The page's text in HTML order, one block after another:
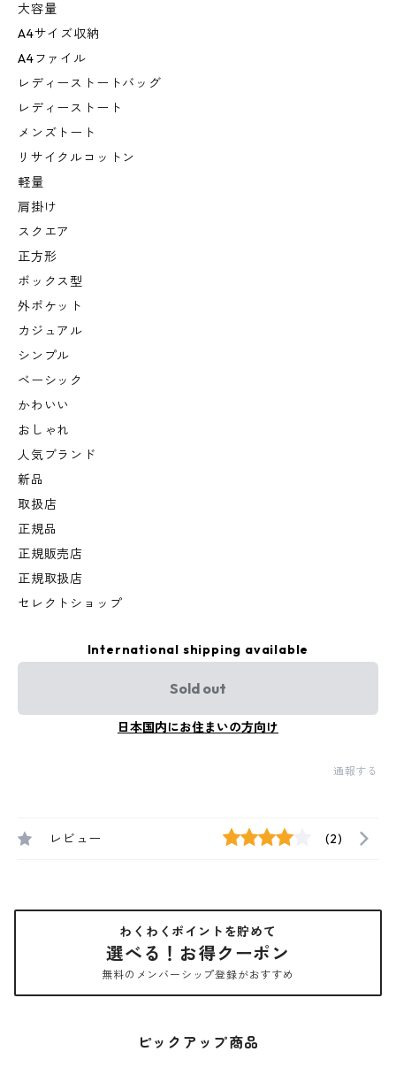
大容量
A4サイズ収納
A4ファイル
レディーストートバッグ
レディーストート
メンズトート
リサイクルコットン
軽量
肩掛け
スクエア
正方形
ボックス型
外ポケット
カジュアル
シンプル
ベーシック
かわいい
おしゃれ
人気ブランド
新品
取扱店
正規品
正規販売店
正規取扱店
セレクトショップ
International shipping available
Sold out
日本国内にお住まいの方向け
通報する
レビュー (2)
わくわくポイントを貯めて
選べる！お得クーポン
無料のメンバーシップ登録がおすすめ
ピックアップ商品